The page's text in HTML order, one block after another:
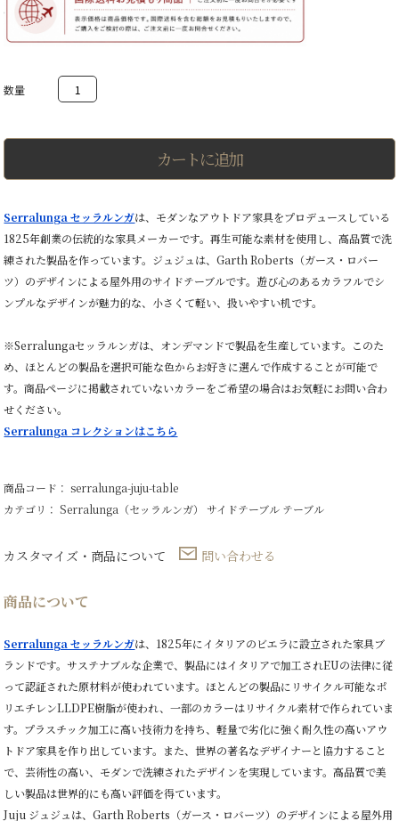
JUJU
TABLE
ジ
ジ
ー
個
カートに追加
Serralunga セッラルンガは、モダンなアウトドア家具をプロデュースしている
1825年創業の伝統的な家具メーカーです。再生可能な素材を使用し、高品質で洗
練された製品を作っています。ジュジュは、Garth Roberts（ガース・ロバー
ツ）のデザインによる屋外用のサイドテーブルです。遊び心のあるカラフルでシ
ンプルなデザインが魅力的な、小さくて軽い、扱いやすい机です。
※Serralungaセッラルンガは、オンデマンドで製品を生産しています。このた
め、ほとんどの製品を選択可能な色からお好きに選んで作成することが可能で
す。商品ページに掲載されていないカラーをご希望の場合はお気軽にお問い合わ
せください。
Serralunga コレクションはこちら
商品コード： serralunga-juju-table
カテゴリ：Serralunga（セッラルンガ） サイドテーブル テーブル
カスタマイズ・商品について 問い合わせる
商品について
Serralunga セッラルンガは、1825年にイタリアのビエラに設立された家具ブ
ランドです。サステナブルな企業で、製品にはイタリアで加工されEUの法律に従
って認証された原材料が使われています。ほとんどの製品にリサイクル可能なポ
リエチレンLLDPE樹脂が使われ、一部のカラーはリサイクル素材で作られていま
す。プラスチック加工に高い技術力を持ち、軽量で劣化に強く耐久性の高いアウ
トドア家具を作り出しています。また、世界の著名なデザイナーと協力すること
で、芸術性の高い、モダンで洗練されたデザインを実現しています。高品質で美
しい製品は世界的にも高い評価を得ています。
Juju ジュジュは、Garth Roberts（ガース・ロバーツ）のデザインによる屋外用